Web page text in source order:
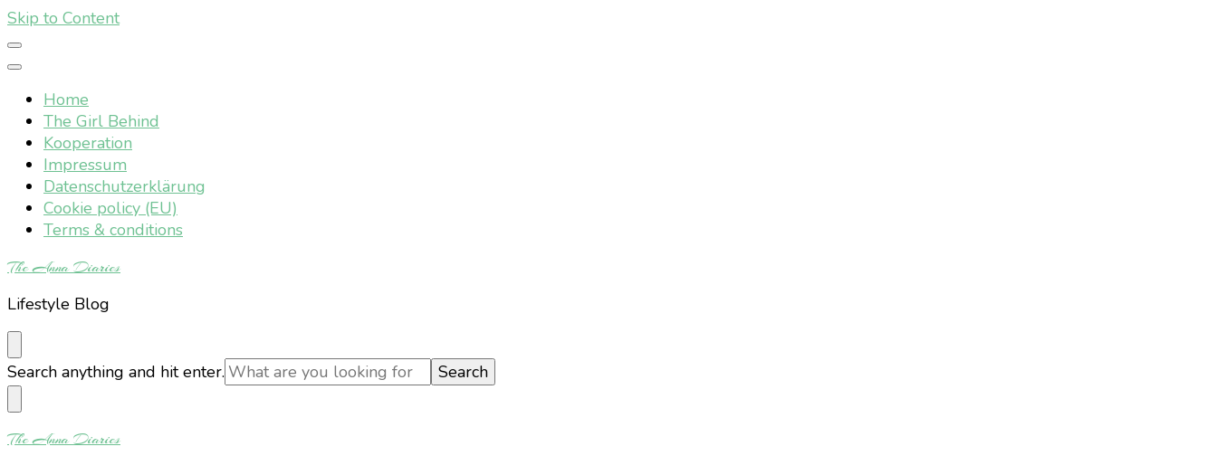
Skip to Content
Home
The Girl Behind
Kooperation
Impressum
Datenschutzerklärung
Cookie policy (EU)
Terms & conditions
The Anna Diaries
Lifestyle Blog
Looking
for
Something?
Search anything and hit enter.
The Anna Diaries